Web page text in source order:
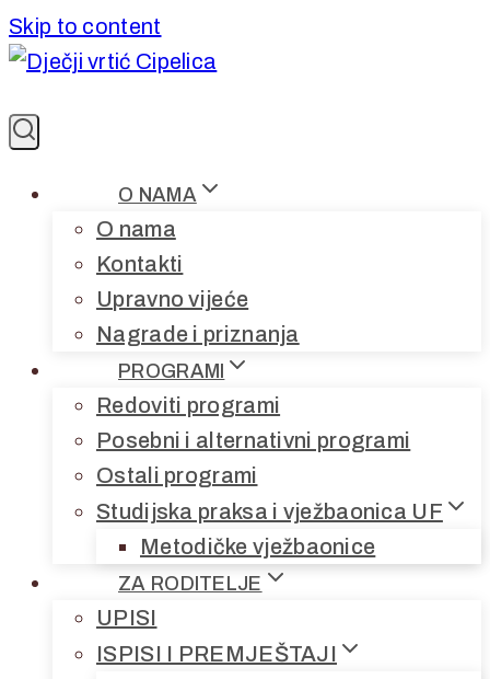
Skip to content
O NAMA
O nama
Kontakti
Upravno vijeće
Nagrade i priznanja
PROGRAMI
Redoviti programi
Posebni i alternativni programi
Ostali programi
Studijska praksa i vježbaonica UF
Metodičke vježbaonice
ZA RODITELJE
UPISI
ISPISI I PREMJEŠTAJI